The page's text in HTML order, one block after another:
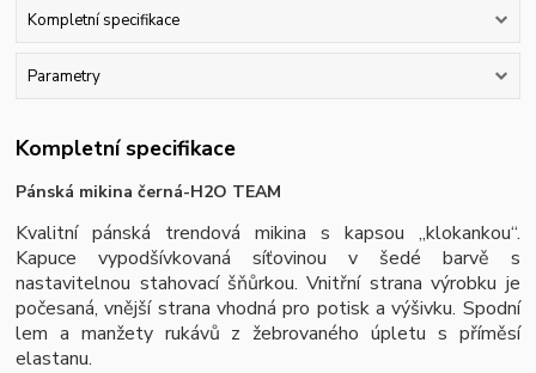
Kompletní specifikace
Parametry
Kompletní specifikace
Pánská mikina černá-H2O TEAM
Kvalitní pánská trendová mikina s kapsou „klokankou“.
Kapuce vypodšívkovaná síťovinou v šedé barvě s
nastavitelnou stahovací šňůrkou. Vnitřní strana výrobku je
počesaná, vnější strana vhodná pro potisk a výšivku. Spodní
lem a manžety rukávů z žebrovaného úpletu s příměsí
elastanu.